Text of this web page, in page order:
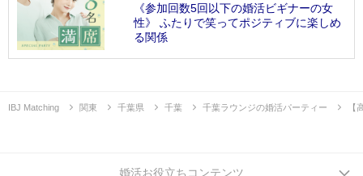
《参加回数5回以下の婚活ビギナーの女
性》 ふたりで笑ってポジティブに楽しめ
る関係
IBJ Matching 関東 千葉県 千葉 千葉ラウンジの婚活パーティー 【
婚活お役立ちコンテンツ